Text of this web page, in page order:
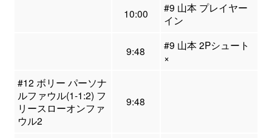
10:00
#9 山本 プレイヤー
イン
9:48
#9 山本 2Pシュート
×
#12 ボリー パーソナ
ルファウル(1-1:2) フ
リースローオンファ
ウル2
9:48